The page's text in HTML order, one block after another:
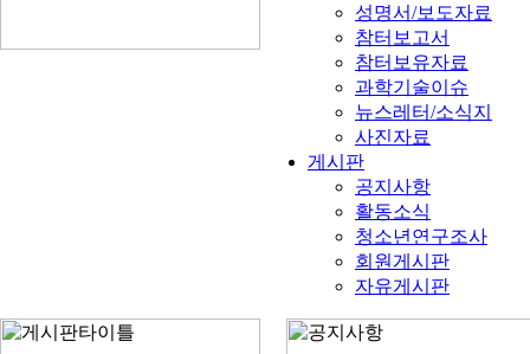
성명서/보도자료
참터보고서
참터보유자료
과학기술이슈
뉴스레터/소식지
사진자료
게시판
공지사항
활동소식
청소년연구조사
회원게시판
자유게시판